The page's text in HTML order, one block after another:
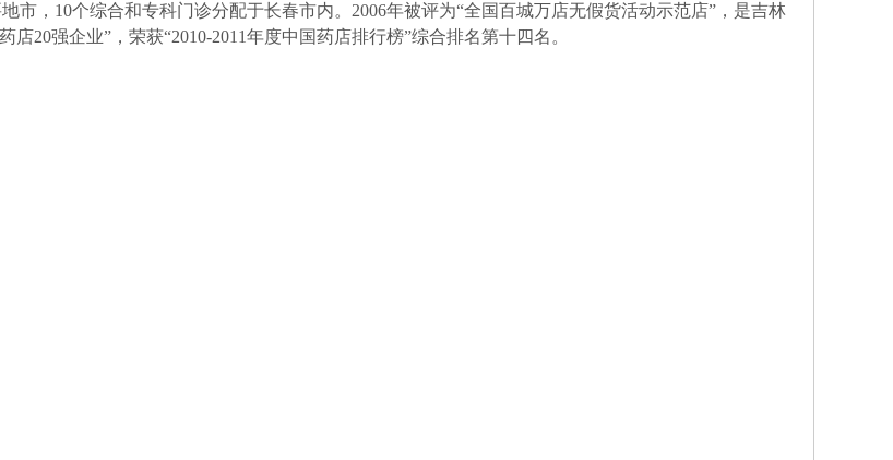
市，10个综合和专科门诊分配于长春市内。2006年被评为“全国百城万店无假货活动示范店”，是吉林
20强企业”，荣获“2010-2011年度中国药店排行榜”综合排名第十四名。